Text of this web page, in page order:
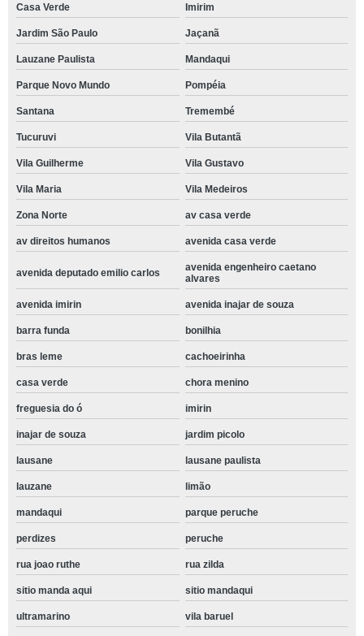
Casa Verde Imirim
Jardim São Paulo Jaçanã
Lauzane Paulista Mandaqui
Parque Novo Mundo Pompéia
Santana Tremembé
Tucuruvi Vila Butantã
Vila Guilherme Vila Gustavo
Vila Maria Vila Medeiros
Zona Norte av casa verde
av direitos humanos avenida casa verde
avenida deputado emilio carlos
avenida engenheiro caetano
alvares
avenida imirin avenida inajar de souza
barra funda bonilhia
bras leme cachoeirinha
casa verde chora menino
freguesia do ó imirin
inajar de souza jardim picolo
lausane lausane paulista
lauzane limão
mandaqui parque peruche
perdizes peruche
rua joao ruthe rua zilda
sitio manda aqui sitio mandaqui
ultramarino vila baruel